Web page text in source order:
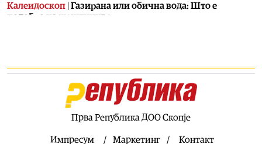
Калеидоскоп | Газирана или обична вода: Што е
подобро на жештиниве
07.08.2026
|Jадете супа од кучешко месо за спас од
здравје, среќа и исцелување
Прва Република ДОО Скопје
Импресум Маркетинг Контакт